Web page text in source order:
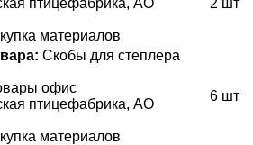
материалов
Скобы для степлера
офис
птицефабрика, АО
материалов
6 шт